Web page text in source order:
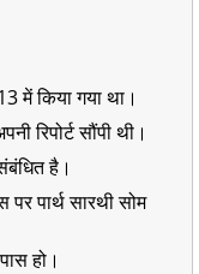
में किया गया था।
रिपोर्ट सौंपी थी।
है।
पार्थ सारथी सोम
हो।